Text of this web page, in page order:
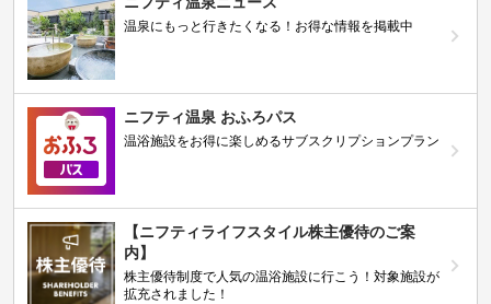
温泉にもっと行きたくなる！お得な情報を掲載中
ニフティ温泉 おふろパス
温浴施設をお得に楽しめるサブスクリプションプラン
【ニフティライフスタイル株主優待のご案
内】
株主優待制度で人気の温浴施設に行こう！対象施設が
拡充されました！